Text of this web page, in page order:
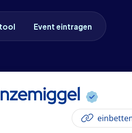
Event eintragen